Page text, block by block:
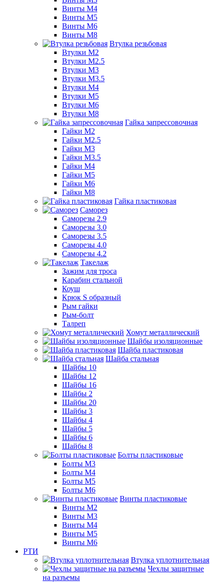
Винты М4
Винты М5
Винты М6
Винты М8
Втулка резьбовая
Втулки М2
Втулки М2.5
Втулки М3
Втулки М3.5
Втулки М4
Втулки М5
Втулки М6
Втулки М8
Гайка запрессовочная
Гайки М2
Гайки М2.5
Гайки М3
Гайки М3.5
Гайки М4
Гайки М5
Гайки М6
Гайки М8
Гайка пластиковая
Саморез
Саморезы 2.9
Саморезы 3.0
Саморезы 3.5
Саморезы 4.0
Саморезы 4.2
Такелаж
Зажим для троса
Карабин стальной
Коуш
Крюк S образный
Рым гайки
Рым-болт
Талреп
Хомут металлический
Шайбы изоляционные
Шайба пластиковая
Шайба стальная
Шайбы 10
Шайбы 12
Шайбы 16
Шайбы 2
Шайбы 20
Шайбы 3
Шайбы 4
Шайбы 5
Шайбы 6
Шайбы 8
Болты пластиковые
Болты М3
Болты М4
Болты М5
Болты М6
Винты пластиковые
Винты М2
Винты М3
Винты М4
Винты М5
Винты М6
РТИ
Втулка уплотнительная
Чехлы защитные
на разъемы